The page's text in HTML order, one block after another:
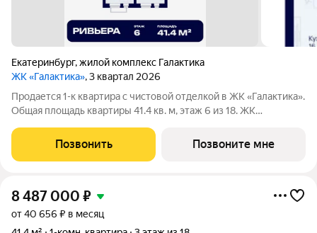
Екатеринбург,жилой комплекс Галактика
ЖК «Галактика», 3 квартал 2026
Продается 1-к квартира с чистовой отделкой в ЖК «Галактика».
Общая площадь квартиры 41.4 кв. м, этаж 6 из 18. ЖК
«Космос» на проспекте Космонавтов. Это формат для тех, кто
любит городскую
Позвонить Позвоните мне
8 487 000 ₽
от 40 656 ₽ в месяц